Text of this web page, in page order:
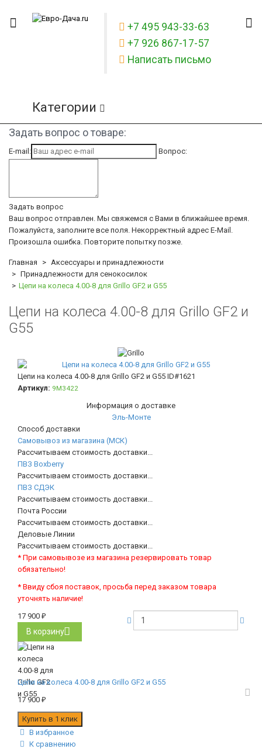
+7 495 943-33-63
+7 926 867-17-57
Написать письмо
Категории
Задать вопрос о товаре:
E-mail: Вопрос:
Задать вопрос
Ваш вопрос отправлен. Мы свяжемся с Вами в ближайшее время.
Пожалуйста, заполните все поля. Некорректный адрес E-Mail.
Произошла ошибка. Повторите попытку позже.
Главная
Аксессуары и принадлежности
Принадлежности для сенокосилок
Цепи на колеса 4.00-8 для Grillo GF2 и G55
Цепи на колеса 4.00-8 для Grillo GF2 и
G55
Цепи на колеса 4.00-8 для Grillo GF2 и G55 ID#1621
Артикул: 9M3422
Информация о доставке
Эль-Монте
Способ доставки
Самовывоз из магазина (МСК)
Рассчитываем стоимость доставки...
ПВЗ Boxberry
Рассчитываем стоимость доставки...
ПВЗ СДЭК
Рассчитываем стоимость доставки...
Почта России
Рассчитываем стоимость доставки...
Деловые Линии
Рассчитываем стоимость доставки...
* При самовывозе из магазина резервировать товар
обязательно!
* Ввиду сбоя поставок, просьба перед заказом товара
уточнять наличие!
17 900 ₽
В корзину
Цепи на колеса 4.00-8 для Grillo GF2 и G55
17 900 ₽
В избранное
К сравнению